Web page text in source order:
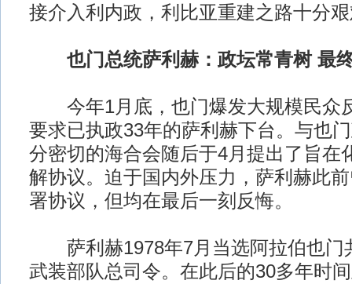
接介入利内政，利比亚重建之路十分
也门总统萨利赫：政坛常青树 最
今年1月底，也门爆发大规模民众
要求已执政33年的萨利赫下台。与也
分密切的海合会随后于4月提出了旨在
解协议。迫于国内外压力，萨利赫此
署协议，但均在最后一刻反悔。
萨利赫1978年7月当选阿拉伯也门
武装部队总司令。在此后的30多年时